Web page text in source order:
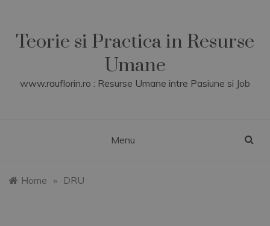
contentTeorie si Practica in Resurse
Umane
www.rauflorin.ro : Resurse Umane intre Pasiune si Job
Menu
Home » DRU